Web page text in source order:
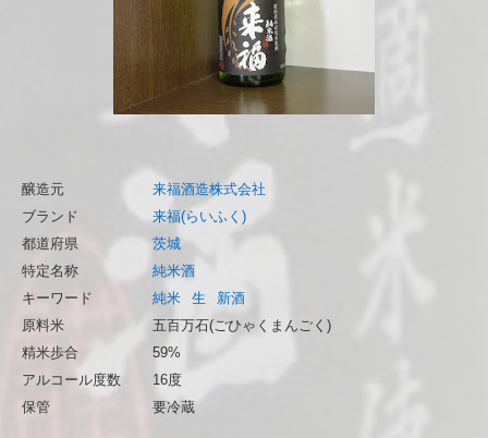
醸造元
来福酒造株式会社
ブランド
来福(らいふく)
都道府県
茨城
特定名称
純米酒
キーワード
純米 生
新酒
原料米
五百万石(ごひゃくまんごく)
精米歩合
59%
アルコール度数
16度
保管
要冷蔵